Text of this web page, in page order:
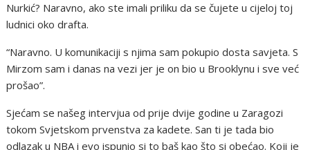
Nurkić? Naravno, ako ste imali priliku da se čujete u cijeloj toj
ludnici oko drafta.
“Naravno. U komunikaciji s njima sam pokupio dosta savjeta. S
Mirzom sam i danas na vezi jer je on bio u Brooklynu i sve već
prošao”.
Sjećam se našeg intervjua od prije dvije godine u Zaragozi
tokom Svjetskom prvenstva za kadete. San ti je tada bio
odlazak u NBA i evo ispunio si to baš kao što si obećao. Koji je